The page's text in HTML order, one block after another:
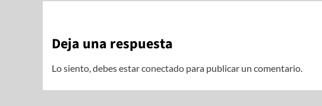
Deja una respuesta
Lo siento, debes estarconectado para publicar un comentario.